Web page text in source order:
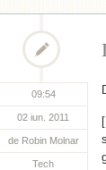
09:54
02 iun. 2011
de Robin Molnar
Tech